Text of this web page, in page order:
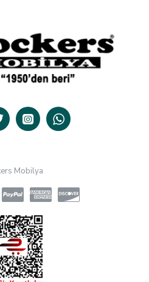
Mobilya